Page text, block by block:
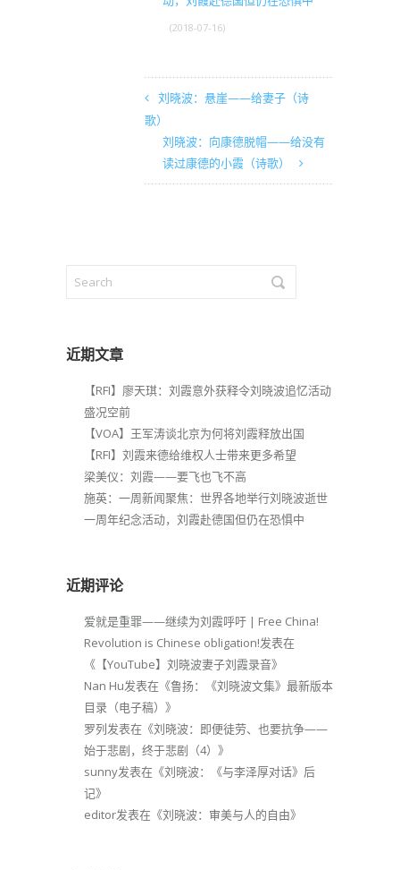
(2018-07-16)
刘晓波：悬崖——给妻子（诗
歌）
刘晓波：向康德脱帽——给没有
读过康德的小霞（诗歌）
近期文章
【RFI】廖天琪：刘霞意外获释令刘晓波追忆活动
盛况空前
【VOA】王军涛谈北京为何将刘霞释放出国
【RFI】刘霞来德给维权人士带来更多希望
梁美仪：刘霞——要飞也飞不高
施英：一周新闻聚焦：世界各地举行刘晓波逝世
一周年纪念活动，刘霞赴德国但仍在恐惧中
近期评论
爱就是重罪——继续为刘霞呼吁 | Free China!
Revolution is Chinese obligation!发表在
《 【YouTube】刘晓波妻子刘霞录音》
Nan Hu发表在《鲁扬：《刘晓波文集》最新版本
目录（电子稿） 》
罗列发表在《刘晓波：即便徒劳、也要抗争——
始于悲剧，终于悲剧（4） 》
sunny发表在《刘晓波：《与李泽厚对话》后
记》
editor发表在《刘晓波：审美与人的自由》